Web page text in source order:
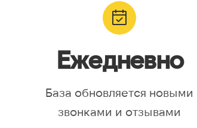
Ежедневно
База обновляется новыми
звонками и отзывами